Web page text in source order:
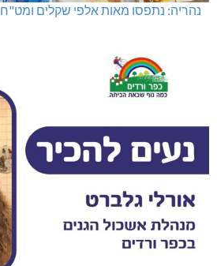
נהריה: נתפסו מאות אלפי שקלים ומט"ח